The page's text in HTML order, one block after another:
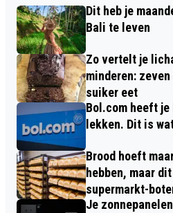
Dit heb je
Bali te leven
Zo vertelt je
minderen:
suiker eet
Bol.com heeft
lekken. Dit is
Brood hoeft
hebben, maar
supermarkt-
Je